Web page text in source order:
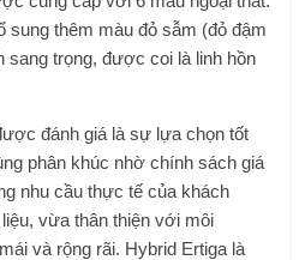
thêm màu đỏ sẫm (đỏ đậm
sang trọng, được coi là linh hồn
đánh giá là sự lựa chọn tốt
phân khúc nhờ chính sách giá
nhu cầu thực tế của khách
vừa thân thiện với môi
và rộng rãi. Hybrid Ertiga là